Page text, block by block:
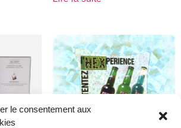
le consentement aux